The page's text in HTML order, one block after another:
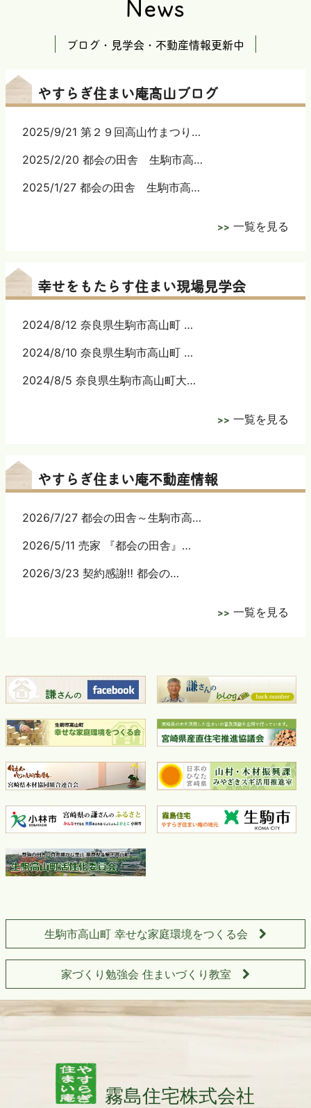
ブログ・見学会・不動産情報更新中
やすらぎ住まい庵髙山ブログ
2025/9/21 第２９回高山竹まつり…
2025/2/20 都会の田舎 生駒市高…
2025/1/27 都会の田舎 生駒市高…
一覧を見る
幸せをもたらす住まい現場見学会
2024/8/12 奈良県生駒市高山町 …
2024/8/10 奈良県生駒市高山町 …
2024/8/5 奈良県生駒市高山町大…
一覧を見る
やすらぎ住まい庵不動産情報
2026/7/27 都会の田舎～生駒市高…
2026/5/11 売家 『都会の田舎』…
2026/3/23 契約感謝‼ 都会の…
一覧を見る
生駒市高山町 幸せな家庭環境をつくる会
家づくり勉強会 住まいづくり教室